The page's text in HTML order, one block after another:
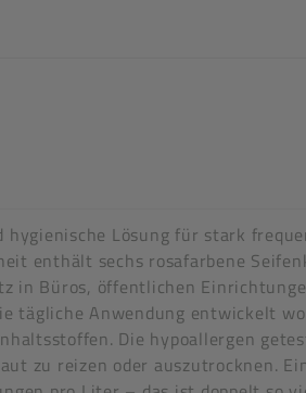
Lösung für stark
enthält sechs rosafarbene
Büros, öffentlichen
tägliche Anwendung entwickelt
Die hypoallergen
zu reizen oder auszutrocknen.